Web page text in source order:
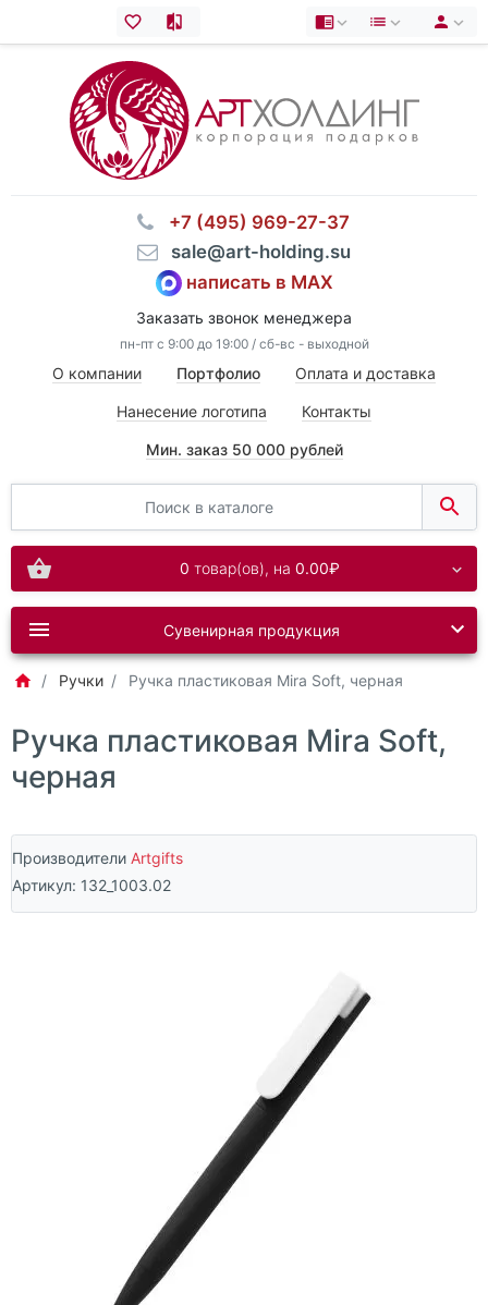
⠀+7 (495) 969-27-37
⠀sale@art-holding.su
написать в MAX
Заказать звонок менеджера
пн-пт с 9:00 до 19:00 / сб-вс - выходной
О компании Портфолио Оплата и доставка
Нанесение логотипа Контакты
Мин. заказ 50 000 рублей
0 товар(ов), на 0.00₽
Сувенирная продукция
Ручки Ручка пластиковая Mira Soft, черная
Ручка пластиковая Mira Soft,
черная
Производители Artgifts
Артикул: 132_1003.02